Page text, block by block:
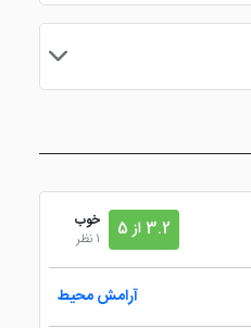
3.2 از 5
خوب
1 نظر
آرامش محیط